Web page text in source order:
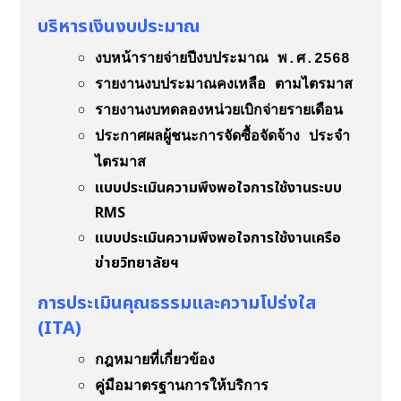
บริหารเงินงบประมาณ
งบหน้ารายจ่ายปีงบประมาณ พ.ศ.2568
รายงานงบประมาณคงเหลือ ตามไตรมาส
รายงานงบทดลองหน่วยเบิกจ่ายรายเดือน
ประกาศผลผู้ชนะการจัดซื้อจัดจ้าง ประจำ
ไตรมาส
แบบประเมินความพึงพอใจการใช้งานระบบ
RMS
แบบประเมินความพึงพอใจการใช้งานเครือ
ข่ายวิทยาลัยฯ
การประเมินคุณธรรมและความโปร่งใส
(ITA)
กฎหมายที่เกี่ยวข้อง
คู่มือมาตรฐานการให้บริการ